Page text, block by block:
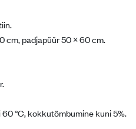
cm, padjapüür 50 × 60 cm.
°C, kokkutõmbumine kuni 5%.